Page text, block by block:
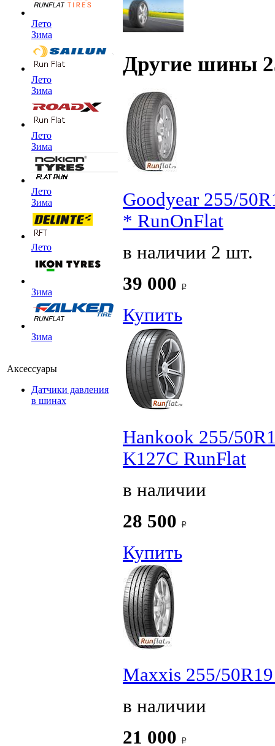
Лето
Зима
Лето
Зима
Лето
Зима
Лето
Зима
Лето
Зима
Зима
Аксессуары
Датчики давления
в шинах
Другие шины
Goodyear 255/
* RunOnFlat
в наличии 2 шт.
39 000
Купить
Hankook 255/
K127C RunFlat
в наличии
28 500
Купить
Maxxis 255/
в наличии
21 000